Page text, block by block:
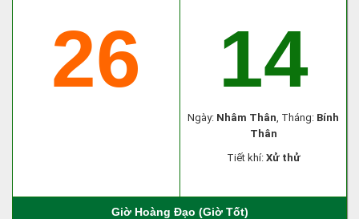
26 14
Ngày: Nhâm Thân, Tháng: Bính
Thân
Tiết khí: Xử thử
Giờ Hoàng Đạo (Giờ Tốt)